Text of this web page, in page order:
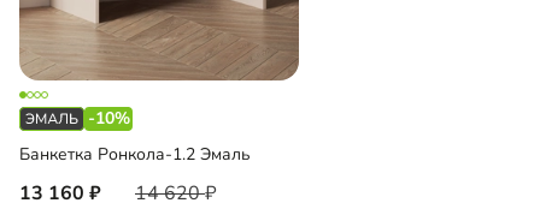
-10%
Банкетка Ронкола-1.2 Эмаль
13 160 14 620